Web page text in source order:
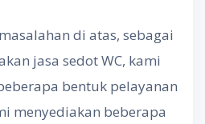
di atas, sebagai
jasa sedot WC, kami
bentuk pelayanan
menyediakan beberapa